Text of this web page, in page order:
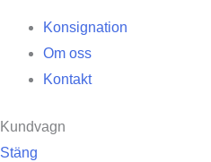
Konsignation
Om oss
Kontakt
Kundvagn
Stäng